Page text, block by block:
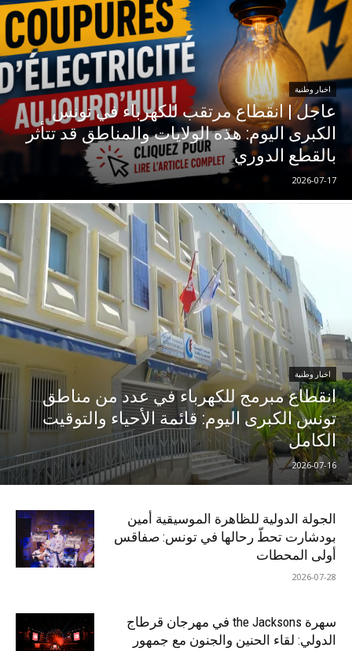
اخبار وطنية
عاجل | انقطاع مرتقب للكهرباء في تونس
الكبرى اليوم: هذه الولايات والمناطق قد تتأثر
بالقطع الدوري
2026-07-17
اخبار وطنية
انقطاع مبرمج للكهرباء في عدد من مناطق
تونس الكبرى اليوم: قائمة الأحياء والتوقيت
الكامل
2026-07-16
الجولة الدولية للظاهرة الموسيقية أمين
بودشارت تحطّ رحالها في تونس: صفاقس
أولى المحطات
2026-07-28
سهرة the Jacksons في مهرجان قرطاج
الدولي: لقاء الحنين والجنون مع جمهور